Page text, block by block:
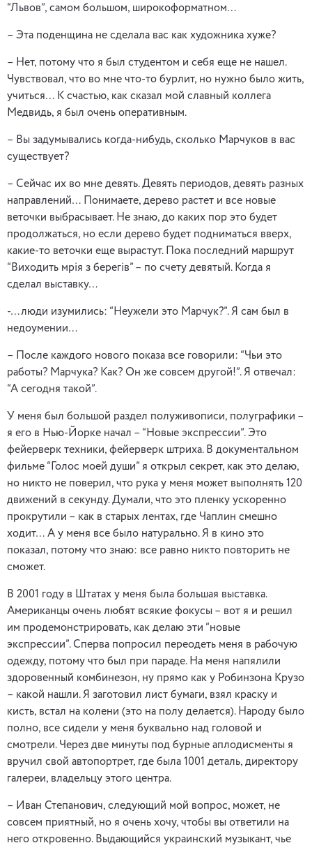
“Львов”, самом большом, широкоформатном…
– Эта поденщина не сделала вас как художника хуже?
– Нет, потому что я был студентом и себя еще не нашел.
Чувствовал, что во мне что-то бурлит, но нужно было жить,
учиться… К счастью, как сказал мой славный коллега
Медвидь, я был очень оперативным.
– Вы задумывались когда-нибудь, сколько Марчуков в вас
существует?
– Сейчас их во мне девять. Девять периодов, девять разных
направлений… Понимаете, дерево растет и все новые
веточки выбрасывает. Не знаю, до каких пор это будет
продолжаться, но если дерево будет подниматься вверх,
какие-то веточки еще вырастут. Пока последний маршрут
“Виходить мрiя з берегiв” – по счету девятый. Когда я
сделал выставку…
-…люди изумились: “Неужели это Марчук?”. Я сам был в
недоумении…
– После каждого нового показа все говорили: “Чьи это
работы? Марчука? Как? Он же совсем другой!”. Я отвечал:
“А сегодня такой”.
У меня был большой раздел полуживописи, полуграфики –
я его в Нью-Йорке начал – “Новые экспрессии”. Это
фейерверк техники, фейерверк штриха. В документальном
фильме “Голос моей души” я открыл секрет, как это делаю,
но никто не поверил, что рука у меня может выполнять 120
движений в секунду. Думали, что это пленку ускоренно
прокрутили – как в старых лентах, где Чаплин смешно
ходит… А у меня все было натурально. Я в кино это
показал, потому что знаю: все равно никто повторить не
сможет.
В 2001 году в Штатах у меня была большая выставка.
Американцы очень любят всякие фокусы – вот я и решил
им продемонстрировать, как делаю эти “новые
экспрессии”. Сперва попросил переодеть меня в рабочую
одежду, потому что был при параде. На меня напялили
здоровенный комбинезон, ну прямо как у Робинзона Крузо
– какой нашли. Я заготовил лист бумаги, взял краску и
кисть, встал на колени (это на полу делается). Народу было
полно, все сидели у меня буквально над головой и
смотрели. Через две минуты под бурные аплодисменты я
вручил свой автопортрет, где была 1001 деталь, директору
галереи, владельцу этого центра.
– Иван Степанович, следующий мой вопрос, может, не
совсем приятный, но я очень хочу, чтобы вы ответили на
него откровенно. Выдающийся украинский музыкант, чье